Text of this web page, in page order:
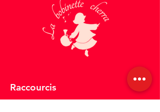
Raccourcis